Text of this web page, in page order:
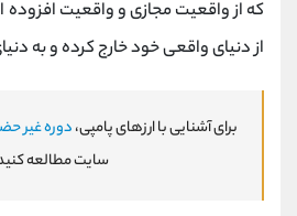
که از واقعیت مجازی و واقعیت افزوده
از دنیای واقعی خود خارج کرده و به
برای آشنایی با ارزهای پامپی،دوره غیر
سایت مطالعه